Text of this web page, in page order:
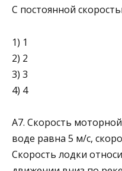
С постоянной
1) 1
2) 2
3) 3
4) 4
А7. Скорость
воде равна 5 м/с,
Скорость лодки